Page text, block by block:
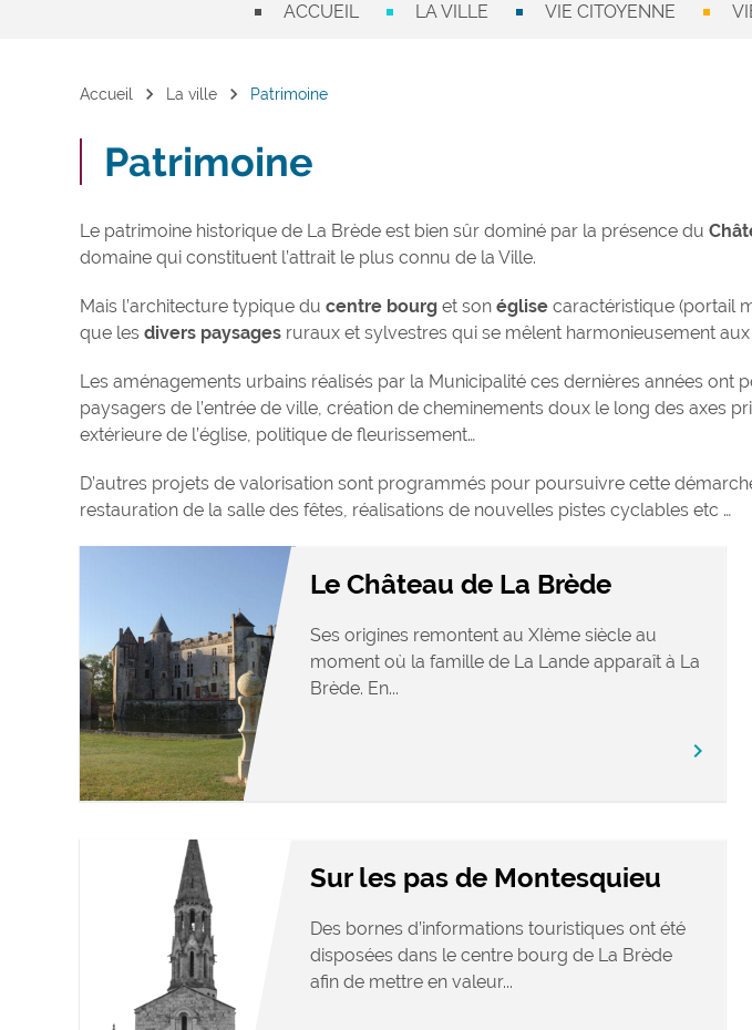
ACCUEIL LA VILLE VIE CITOYENNE
Accueil chevron_right La ville chevron_right Patrimoine
Patrimoine
Le patrimoine historique de La Brède est bien sûr dominé par la présence du
domaine qui constituent l’attrait le plus connu de la Ville.
Mais l’architecture typique du centre bourg et son église caractéristique (portail
que les divers paysages ruraux et sylvestres qui se mêlent harmonieusement
Les aménagements urbains réalisés par la Municipalité ces dernières années
paysagers de l’entrée de ville, création de cheminements doux le long des axes
extérieure de l’église, politique de fleurissement…
D’autres projets de valorisation sont programmés pour poursuivre cette
restauration de la salle des fêtes, réalisations de nouvelles pistes cyclables etc …
Le Château de La Brède
Ses origines remontent au XIème siècle au
moment où la famille de La Lande apparaît à La
Brède. En...
chevron_right
Sur les pas de Montesquieu
Des bornes d’informations touristiques ont été
disposées dans le centre bourg de La Brède
afin de mettre en valeur...